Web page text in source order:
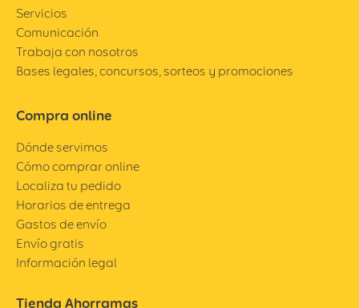
Servicios
Comunicación
Trabaja con nosotros
Bases legales, concursos, sorteos y promociones
Compra online
Dónde servimos
Cómo comprar online
Localiza tu pedido
Horarios de entrega
Gastos de envío
Envío gratis
Información legal
Tienda Ahorramas